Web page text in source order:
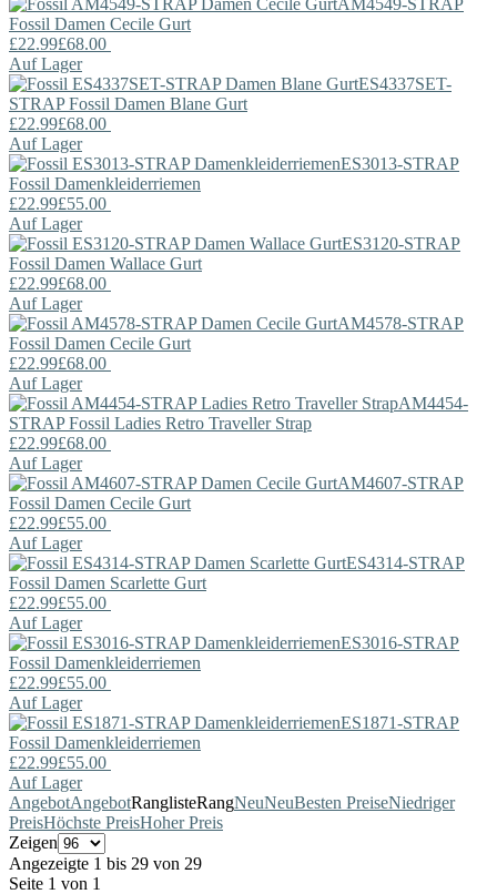
Fossil Damen Cecile Gurt
£22.99£68.00
Auf Lager
ES4337SET-
STRAPFossil Damen Blane Gurt
£22.99£68.00
Auf Lager
ES3013-STRAP
Fossil Damenkleiderriemen
£22.99£55.00
Auf Lager
ES3120-STRAP
Fossil Damen Wallace Gurt
£22.99£68.00
Auf Lager
AM4578-STRAP
Fossil Damen Cecile Gurt
£22.99£68.00
Auf Lager
AM4454-
STRAPFossil Ladies Retro Traveller Strap
£22.99£68.00
Auf Lager
AM4607-STRAP
Fossil Damen Cecile Gurt
£22.99£55.00
Auf Lager
ES4314-STRAP
Fossil Damen Scarlette Gurt
£22.99£55.00
Auf Lager
ES3016-STRAP
Fossil Damenkleiderriemen
£22.99£55.00
Auf Lager
ES1871-STRAP
Fossil Damenkleiderriemen
£22.99£55.00
Auf Lager
AngebotAngebotRanglisteRangNeuNeuBesten PreiseNiedriger
PreisHöchste PreisHoher Preis
Zeigen
Angezeigte 1 bis 29 von 29
Seite 1 von 1